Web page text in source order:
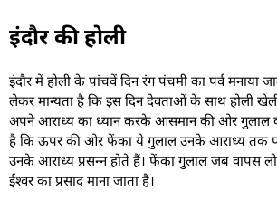
इंदौर की होली
इंदौर में होली के पांचवें दिन रंग पंचमी का पर्व मनाया
लेकर मान्‍यता है कि इस दिन देवताओं के साथ होली
अपने आराध्‍य का ध्‍यान करके आसमान की ओर गुलाल
है कि ऊपर की ओर फेंका ये गुलाल उनके आराध्‍य तक
उनके आराध्‍य प्रसन्‍न होते हैं। फेंका गुलाल जब वापस
ईश्‍वर का प्रसाद माना जाता है।